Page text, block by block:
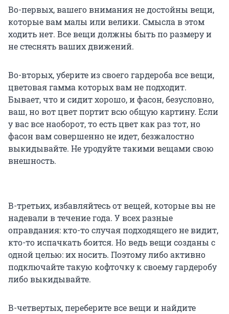
Во-первых, вашего внимания не достойны вещи,
которые вам малы или велики. Смысла в этом
ходить нет. Все вещи должны быть по размеру и
не стеснять ваших движений.
Во-вторых, уберите из своего гардероба все вещи,
цветовая гамма которых вам не подходит.
Бывает, что и сидит хорошо, и фасон, безусловно,
ваш, но вот цвет портит всю общую картину. Если
у вас все наоборот, то есть цвет как раз тот, но
фасон вам совершенно не идет, безжалостно
выкидывайте. Не уродуйте такими вещами свою
внешность.
В-третьих, избавляйтесь от вещей, которые вы не
надевали в течение года. У всех разные
оправдания: кто-то случая подходящего не видит,
кто-то испачкать боится. Но ведь вещи созданы с
одной целью: их носить. Поэтому либо активно
подключайте такую кофточку к своему гардеробу
либо выкидывайте.
В-четвертых, переберите все вещи и найдите